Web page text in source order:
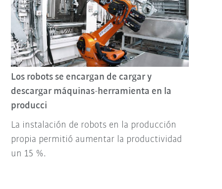
Los robots se encargan de cargar y
descargar máquinas-herramienta en la
producci
La instalación de robots en la producción
propia permitió aumentar la productividad
un 15 %.